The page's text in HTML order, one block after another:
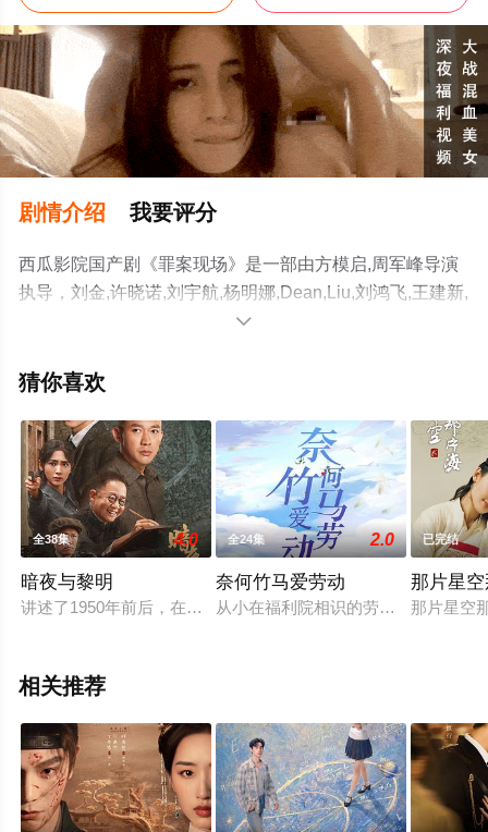
剧情介绍 我要评分
西瓜影院国产剧《罪案现场》是一部由方模启,周军峰导演
执导，刘金,许晓诺,刘宇航,杨明娜,Dean,Liu,刘鸿飞,王建新,
陈梦瑶,赵美钧,洛嘉,田媛,戚彩,童心,张程诗晴,费贝贝,李长
大结局剧情已揭晓（1-24全集），手机免费观看高清未删
观看，更多剧情信息可移步至豆瓣电视剧、电视猫或剧情
网等平台了解。

猜你喜欢
全38集 4.0
暗夜与黎明
讲述了1950年前后，在上海新中国第一代公安战士与蒋介石特
全24集 2.0
奈何竹马爱劳动
从小在福利院相识的劳冬冬（韩乐瑶
已完结
那片星
那片星空
相关推荐